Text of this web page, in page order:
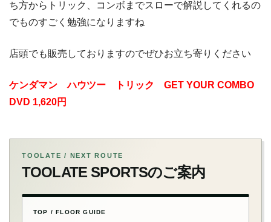
ち方からトリック、コンボまでスローで解説してくれるの
でものすごく勉強になりますね
店頭でも販売しておりますのでぜひお立ち寄りください
ケンダマン ハウツー トリック GET YOUR COMBO
DVD 1,620円
TOOLATE / NEXT ROUTE
TOOLATE SPORTSのご案内
TOP / FLOOR GUIDE